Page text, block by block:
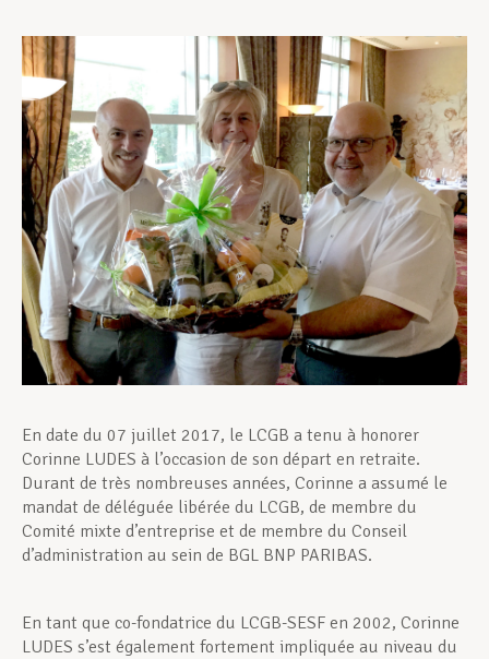
Développement professionnel
Devenir Membre
Actualités
En date du 07 juillet 2017, le LCGB a tenu à honorer
Corinne LUDES à l’occasion de son départ en retraite.
Durant de très nombreuses années, Corinne a assumé le
mandat de déléguée libérée du LCGB, de membre du
Comité mixte d’entreprise et de membre du Conseil
d’administration au sein de BGL BNP PARIBAS.
En tant que co-fondatrice du LCGB-SESF en 2002, Corinne
LUDES s’est également fortement impliquée au niveau du